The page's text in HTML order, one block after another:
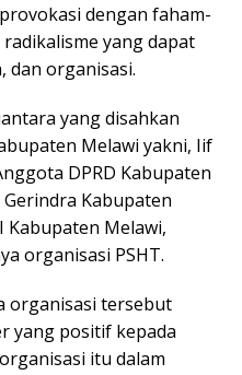
dengan faham-
yang dapat
dan organisasi.
yang disahkan
Melawi yakni, Iif
DPRD Kabupaten
Kabupaten
Kabupaten Melawi,
organisasi PSHT.
organisasi tersebut
yang positif kepada
itu dalam